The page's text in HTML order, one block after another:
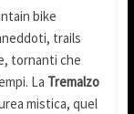
bike
trails
tornanti che
La Tremalzo
mistica, quel